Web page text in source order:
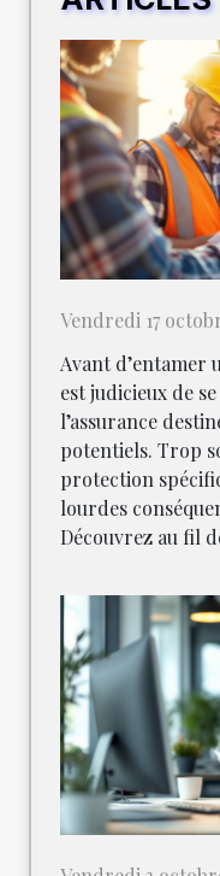
Vendredi 17
Avant
est judicieux de
l’assurance
potentiels. Trop
protection
lourdes
Découvrez au fil